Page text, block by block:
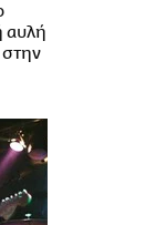
αυλή
στην